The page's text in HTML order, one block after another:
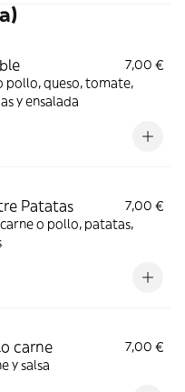
7,00 €
pollo, queso, tomate,
y ensalada
Patatas
7,00 €
o pollo, patatas,
carne
7,00 €
y salsa